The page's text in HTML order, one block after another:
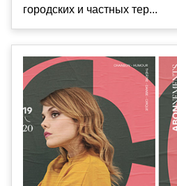
городских и частных тер...